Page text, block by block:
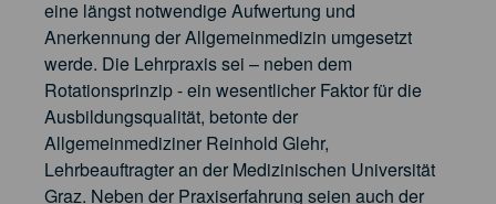
eine längst notwendige Aufwertung und
Anerkennung der Allgemeinmedizin umgesetzt
werde. Die Lehrpraxis sei – neben dem
Rotationsprinzip - ein wesentlicher Faktor für die
Ausbildungsqualität, betonte der
Allgemeinmediziner Reinhold Glehr,
Lehrbeauftragter an der Medizinischen Universität
Graz. Neben der Praxiserfahrung seien auch der